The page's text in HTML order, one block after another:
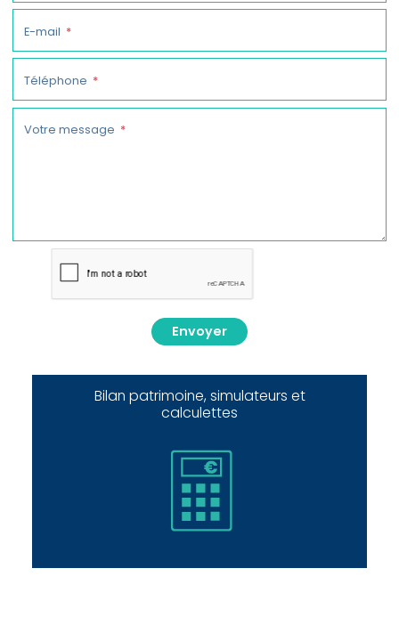
E-mail
Téléphone
Votre message
Envoyer
Bilan patrimoine, simulateurs et
calculettes